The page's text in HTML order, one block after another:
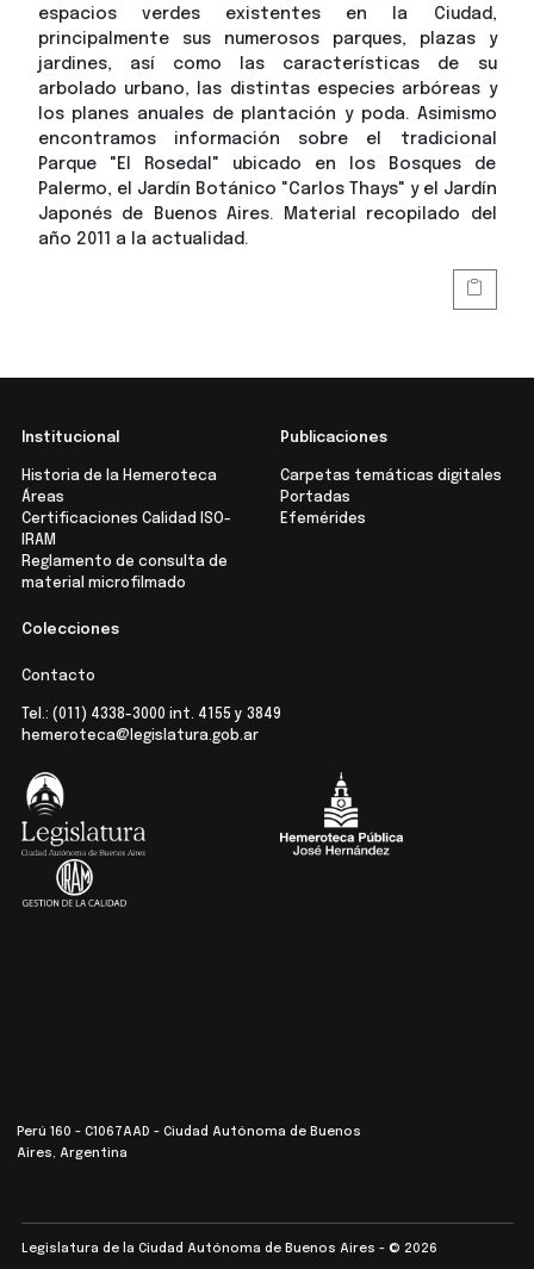
espacios verdes existentes en la Ciudad,
principalmente sus numerosos parques, plazas y
jardines, así como las características de su
arbolado urbano, las distintas especies arbóreas y
los planes anuales de plantación y poda. Asimismo
encontramos información sobre el tradicional
Parque "El Rosedal" ubicado en los Bosques de
Palermo, el Jardín Botánico "Carlos Thays" y el Jardín
Japonés de Buenos Aires. Material recopilado del
año 2011 a la actualidad.
Institucional
Historia de la Hemeroteca
Áreas
Certificaciones Calidad ISO-
IRAM
Reglamento de consulta de
material microfilmado
Publicaciones
Carpetas temáticas digitales
Portadas
Efemérides
Colecciones
Contacto
Tel.: (011) 4338-3000 int. 4155 y 3849
hemeroteca@legislatura.gob.ar
Perú 160 - C1067AAD - Ciudad Autónoma de Buenos
Aires, Argentina
Legislatura de la Ciudad Autónoma de Buenos Aires - © 2026